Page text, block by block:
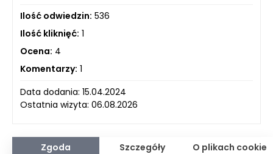
Ilość odwiedzin: 536
Ilość kliknięć: 1
Ocena: 4
Komentarzy: 1
Data dodania: 15.04.2024
Ostatnia wizyta: 06.08.2026
Zgoda Szczegóły O plikach cookie